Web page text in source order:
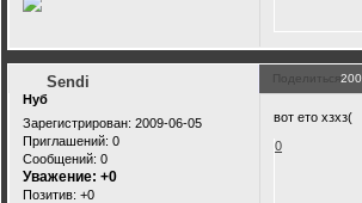
Поделиться
Sendi
Нуб
Зарегистрирован: 2009-06-05
Приглашений: 0
Сообщений: 0
Уважение: +0
Позитив: +0
вот ето хзхз(
0